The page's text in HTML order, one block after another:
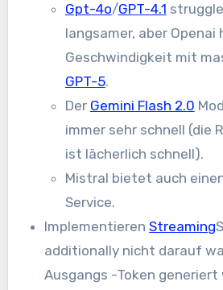
Gpt-4o/GPT-4.1
langsamer, aber Openai
Geschwindigkeit mit
GPT-5.
Der Gemini Flash 2.0
immer sehr schnell (die
ist lächerlich schnell).
Mistral bietet auch
Service.
ImplementierenStreaming
additionally nicht darauf
Ausgangs -Token generiert